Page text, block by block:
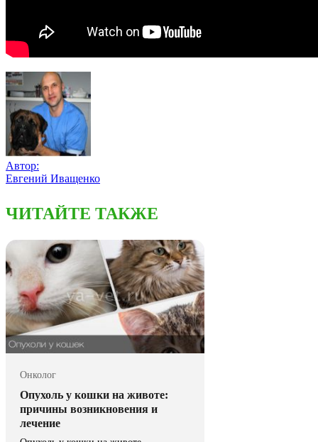
Автор:
Евгений Иващенко
ЧИТАЙТЕ ТАКЖЕ
Онколог
Опухоль у кошки на животе:
причины возникновения и
лечение